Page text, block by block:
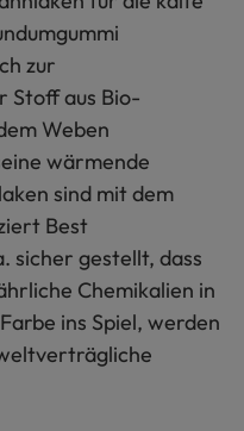
zur
Stoff aus Bio-
Weben
wärmende
sind mit dem
Best
sicher gestellt, dass
Chemikalien in
ins Spiel, werden